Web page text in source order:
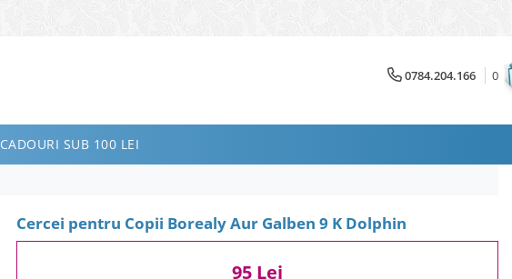
0784.204.166 0
CADOURI SUB 100 LEI
Cercei pentru Copii Borealy Aur Galben 9 K Dolphin
95 Lei